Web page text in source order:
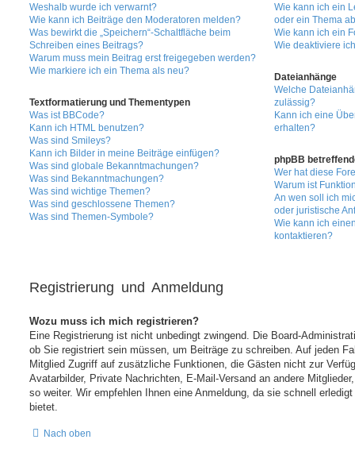
Weshalb wurde ich verwarnt?
Wie kann ich Beiträge den Moderatoren melden?
Was bewirkt die „Speichern“-Schaltfläche beim
Schreiben eines Beitrags?
Warum muss mein Beitrag erst freigegeben werden?
Wie markiere ich ein Thema als neu?
Textformatierung und Thementypen
Was ist BBCode?
Kann ich HTML benutzen?
Was sind Smileys?
Kann ich Bilder in meine Beiträge einfügen?
Was sind globale Bekanntmachungen?
Was sind Bekanntmachungen?
Was sind wichtige Themen?
Was sind geschlossene Themen?
Was sind Themen-Symbole?
Wie kann ich ein
oder ein Thema
Wie kann ich ein
Wie deaktiviere
Dateianhänge
Welche
zulässig?
Kann ich eine
erhalten?
phpBB
Wer hat diese
Warum ist
An wen soll ich
oder juristische
Wie kann ich
kontaktieren?
Registrierung und Anmeldung
Wozu muss ich mich registrieren?
Eine Registrierung ist nicht unbedingt zwingend. Die Board-
ob Sie registriert sein müssen, um Beiträge zu schreiben. Auf jeden
Mitglied Zugriff auf zusätzliche Funktionen, die Gästen nicht zur
Avatarbilder, Private Nachrichten, E-Mail-Versand an andere
so weiter. Wir empfehlen Ihnen eine Anmeldung, da sie schnell
bietet.
Nach oben